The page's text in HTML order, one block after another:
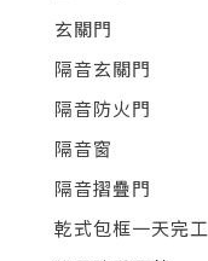
玄關門
隔音玄關門
隔音防火門
隔音窗
隔音摺疊門
乾式包框一天完工